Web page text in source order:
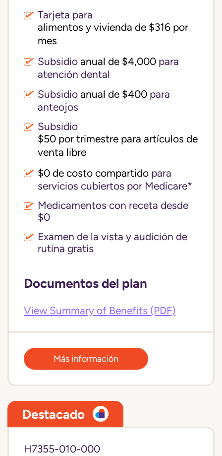
Tarjeta para
alimentos y vivienda de $316 por
mes
Subsidio anual de $4,000 para
atención dental
Subsidio anual de $400 para
anteojos
Subsidio
$50 por trimestre para artículos de
venta libre
$0 de costo compartido para
servicios cubiertos por Medicare*
Medicamentos con receta desde
$0
Examen de la vista y audición de
rutina gratis
Documentos del plan
View Summary of Benefits (PDF)
Más información
Destacado
H7355-010-000